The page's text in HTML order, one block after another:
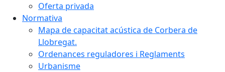
Oferta privada
Normativa
Mapa de capacitat acústica de Corbera de
Llobregat.
Ordenances reguladores i Reglaments
Urbanisme